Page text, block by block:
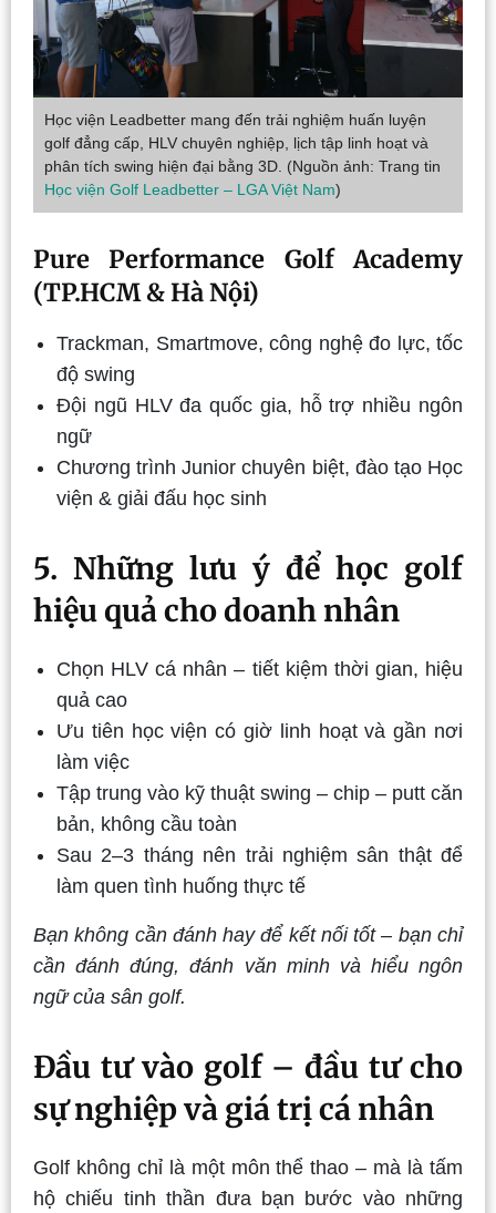
Học viện Leadbetter mang đến trải nghiệm huấn luyện
golf đẳng cấp, HLV chuyên nghiệp, lịch tập linh hoạt và
phân tích swing hiện đại bằng 3D. (Nguồn ảnh: Trang tin
Học viện Golf Leadbetter – LGA Việt Nam)
Pure Performance Golf Academy
(TP.HCM & Hà Nội)
Trackman, Smartmove, công nghệ đo lực, tốc
độ swing
Đội ngũ HLV đa quốc gia, hỗ trợ nhiều ngôn
ngữ
Chương trình Junior chuyên biệt, đào tạo Học
viện & giải đấu học sinh
5. Những lưu ý để học golf
hiệu quả cho doanh nhân
Chọn HLV cá nhân – tiết kiệm thời gian, hiệu
quả cao
Ưu tiên học viện có giờ linh hoạt và gần nơi
làm việc
Tập trung vào kỹ thuật swing – chip – putt căn
bản, không cầu toàn
Sau 2–3 tháng nên trải nghiệm sân thật để
làm quen tình huống thực tế
Bạn không cần đánh hay để kết nối tốt – bạn chỉ
cần đánh đúng, đánh văn minh và hiểu ngôn
ngữ của sân golf.
Đầu tư vào golf – đầu tư cho
sự nghiệp và giá trị cá nhân
Golf không chỉ là một môn thể thao – mà là tấm
hộ chiếu tinh thần đưa bạn bước vào những